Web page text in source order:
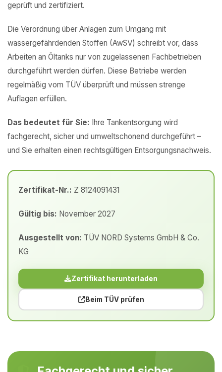
geprüft und zertifiziert.
Die Verordnung über Anlagen zum Umgang mit
wassergefährdenden Stoffen (AwSV) schreibt vor, dass
Arbeiten an Öltanks nur von zugelassenen Fachbetrieben
durchgeführt werden dürfen. Diese Betriebe werden
regelmäßig vom TÜV überprüft und müssen strenge
Auflagen erfüllen.
Das bedeutet für Sie: Ihre Tankentsorgung wird
fachgerecht, sicher und umweltschonend durchgeführt –
und Sie erhalten einen rechtsgültigen Entsorgungsnachweis.
Zertifikat-Nr.: Z 8124091431
Gültig bis: November 2027
Ausgestellt von: TÜV NORD Systems GmbH & Co.
KG
Zertifikat herunterladen
Beim TÜV prüfen